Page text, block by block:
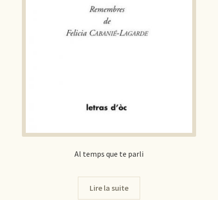
Al temps que te parli
Lire la suite